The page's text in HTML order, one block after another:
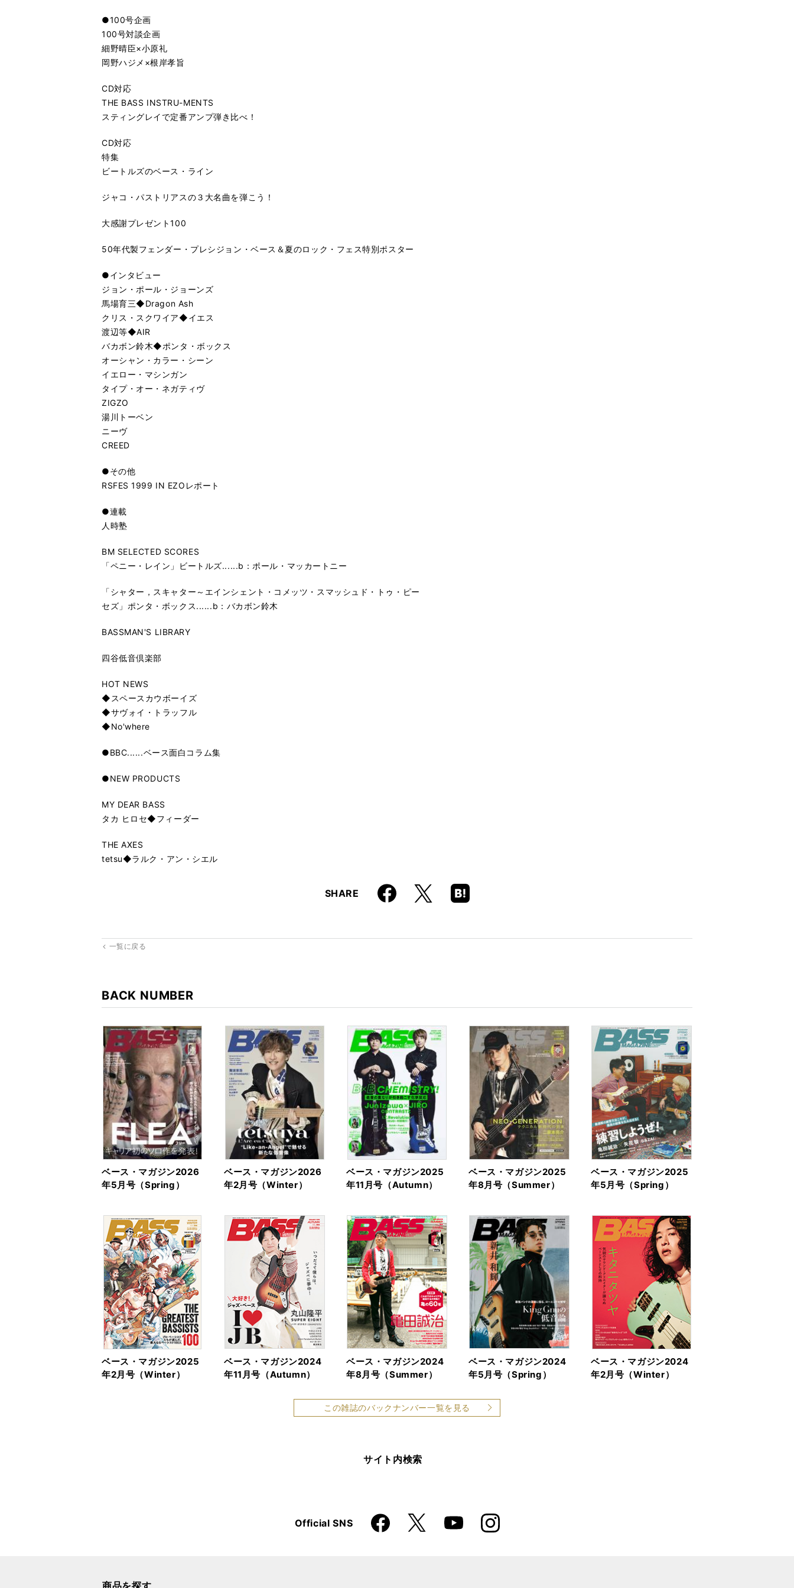
●100号企画
100号対談企画
細野晴臣×小原礼
岡野ハジメ×根岸孝旨
CD対応
THE BASS INSTRU-MENTS
スティングレイで定番アンプ弾き比べ！
CD対応
特集
ビートルズのベース・ライン
ジャコ・パストリアスの３大名曲を弾こう！
大感謝プレゼント100
50年代製フェンダー・プレシジョン・ベース＆夏のロック・フェス特別ポスター
●インタビュー
ジョン・ポール・ジョーンズ
馬場育三◆Dragon Ash
クリス・スクワイア◆イエス
渡辺等◆AIR
バカボン鈴木◆ポンタ・ボックス
オーシャン・カラー・シーン
イエロー・マシンガン
タイプ・オー・ネガティヴ
ZIGZO
湯川トーベン
ニーヴ
CREED
●その他
RSFES 1999 IN EZOレポート
●連載
人時塾
BM SELECTED SCORES
「ペニー・レイン」ビートルズ......b：ポール・マッカートニー
「シャター，スキャター～エインシェント・コメッツ・スマッシュド・トゥ・ピー
セズ」ポンタ・ボックス......b：バカボン鈴木
BASSMAN'S LIBRARY
四谷低音倶楽部
HOT NEWS
◆スペースカウボーイズ
◆サヴォイ・トラッフル
◆No'where
●BBC......ベース面白コラム集
●NEW PRODUCTS
MY DEAR BASS
タカ ヒロセ◆フィーダー
THE AXES
tetsu◆ラルク・アン・シエル
SHARE Faceboo
k
X
Hatena
Boo
一覧に戻る
BACK NUMBER
ベース・マガジン2026
年5月号（Spring）
ベース・マガジン2026
年2月号（Winter）
ベース・マガジン2025
年11月号（Autumn）
ベース・マガジン2025
年8月号（Summer）
ベース・マガジン2025
年5月号（Spring）
ベース・マガジン2025
年2月号（Winter）
ベース・マガジン2024
年11月号（Autumn）
ベース・マガジン2024
年8月号（Summer）
ベース・マガジン2024
年5月号（Spring）
ベース・マガジン2024
年2月号（Winter）
この雑誌のバックナンバー一覧を見る
サイト内検索
Official SNSFaceboo
k
X YouTube Instagra
m
商品を探す